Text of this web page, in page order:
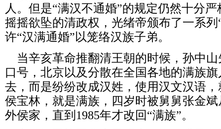
人。但是“满汉不通婚”的规定仍然十分严
摇摇欲坠的清政权，光绪帝颁布了一系
许“汉满通婚”以笼络汉族子弟。
当辛亥革命推翻清王朝的时候，孙中
口号，北京以及分散在全国各地的满族
去，而是纷纷改成汉姓，使用汉文汉语
侯宝林，就是满族，四岁时被舅舅张金
外侯家，直到 1985年才改回“满族”。